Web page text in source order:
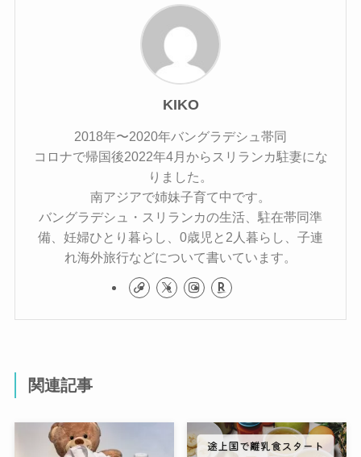
KIKO
2018年〜2020年バングラデシュ帯同
コロナで帰国後2022年4月からスリランカ駐妻にな
りました。
南アジアで姉妹子育て中です。
バングラデシュ・スリランカの生活、駐在帯同準
備、妊婦ひとり暮らし、0歳児と2人暮らし、子連
れ海外旅行などについて書いています。
関連記事